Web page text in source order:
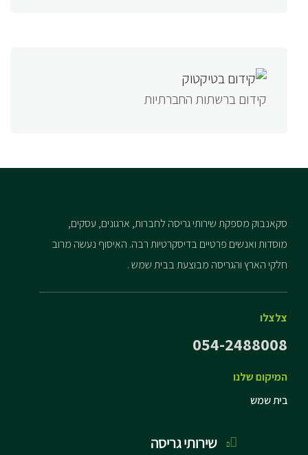
קידום ברשתות החברתיות
סקאנבוק מספקת שירותי גריסה לחברות, ארגונים, עסקים,
מוסדות ואנשים פרטיים בדיסקרטיות רבה. האיסוף נעשה מרוב
חלקי הארץ והגריסה מבוצעת בבית שמש .
צלצלו
054-2488008
המיקום שלנו
בית שמש
שירותי גריסה